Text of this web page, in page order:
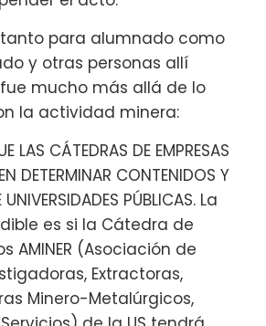
tanto para alumnado como
y otras personas allí
mucho más allá de lo
la actividad minera:
LAS CÁTEDRAS DE EMPRESAS
DETERMINAR CONTENIDOS Y
UNIVERSIDADES PÚBLICAS. La
es si la Cátedra de
AMINER (Asociación de
Extractoras,
Minero-Metalúrgicos,